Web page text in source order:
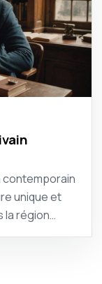
contemporain
unique et
la région…